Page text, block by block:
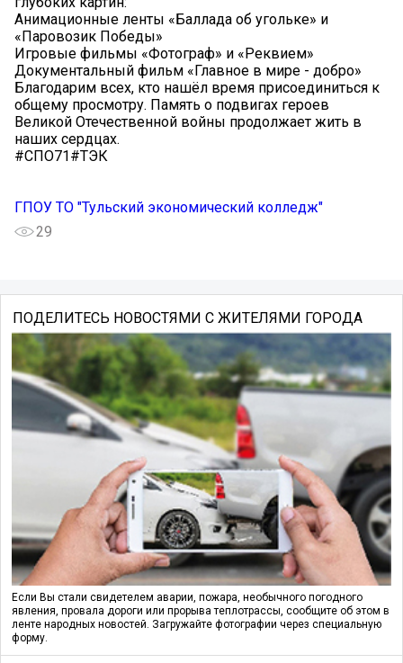
Анимационные ленты «Баллада об угольке» и
«Паровозик Победы»
Игровые фильмы «Фотограф» и «Реквием»
Документальный фильм «Главное в мире - добро»
Благодарим всех, кто нашёл время присоединиться к
общему просмотру. Память о подвигах героев
Великой Отечественной войны продолжает жить в
наших сердцах.
#СПО71#ТЭК
ГПОУ ТО "Тульский экономический колледж"
29
ПОДЕЛИТЕСЬ НОВОСТЯМИ С ЖИТЕЛЯМИ ГОРОДА
Если Вы стали свидетелем аварии, пожара, необычного погодного
явления, провала дороги или прорыва теплотрассы, сообщите об этом в
ленте народных новостей. Загружайте фотографии через специальную
форму.